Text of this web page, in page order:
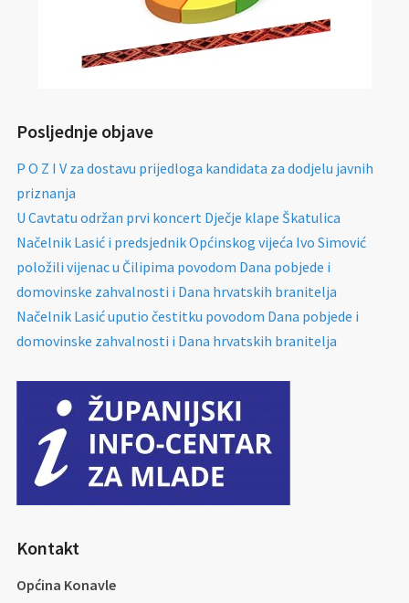
Posljednje objave
P O Z I V za dostavu prijedloga kandidata za dodjelu javnih
priznanja
U Cavtatu održan prvi koncert Dječje klape Škatulica
Načelnik Lasić i predsjednik Općinskog vijeća Ivo Simović
položili vijenac u Čilipima povodom Dana pobjede i
domovinske zahvalnosti i Dana hrvatskih branitelja
Načelnik Lasić uputio čestitku povodom Dana pobjede i
domovinske zahvalnosti i Dana hrvatskih branitelja
Kontakt
Općina Konavle